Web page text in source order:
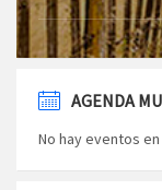
AGENDA
No hay eventos